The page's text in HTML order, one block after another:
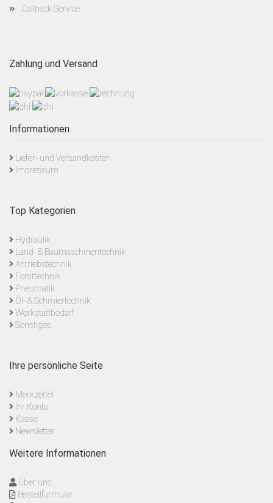
Callback Service
Zahlung und Versand
Informationen
Liefer- und Versandkosten
Impressum
Top Kategorien
Hydraulik
Land- & Baumaschinentechnik
Antriebstechnik
Forsttechnik
Pneumatik
Öl- & Schmiertechnik
Werkstattbedarf
Sonstiges
Ihre persönliche Seite
Merkzettel
Ihr Konto
Kasse
Newsletter
Weitere Informationen
Über uns
Bestellformular